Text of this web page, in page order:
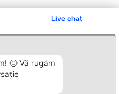
Live chat
🙂 Vă rugăm
Contact
Contact